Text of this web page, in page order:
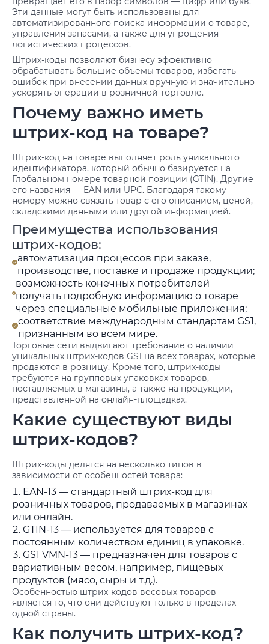
Эти данные могут быть использованы для
автоматизированного поиска информации о товаре,
управления запасами, а также для упрощения
логистических процессов.
Штрих-коды позволяют бизнесу эффективно
обрабатывать большие объемы товаров, избегать
ошибок при внесении данных вручную и значительно
ускорять операции в розничной торговле.
Почему важно иметь
штрих-код на товаре?
Штрих-код на товаре выполняет роль уникального
идентификатора, который обычно базируется на
Глобальном номере товарной позиции (GTIN). Другие
его названия — EAN или UPC. Благодаря такому
номеру можно связать товар с его описанием, ценой,
складскими данными или другой информацией.
Преимущества использования
штрих-кодов:
автоматизация процессов при заказе,
производстве, поставке и продаже продукции;
возможность конечных потребителей
получать подробную информацию о товаре
через специальные мобильные приложения;
соответствие международным стандартам GS1,
признанным во всем мире.
Торговые сети выдвигают требование о наличии
уникальных штрих-кодов GS1 на всех товарах, которые
продаются в розницу. Кроме того, штрих-коды
требуются на групповых упаковках товаров,
поставляемых в магазины, а также на продукции,
представленной на онлайн-площадках.
Какие существуют виды
штрих-кодов?
Штрих-коды делятся на несколько типов в
зависимости от особенностей товара:
EAN-13 — стандартный штрих-код для
розничных товаров, продаваемых в магазинах
или онлайн.
GTIN-13 — используется для товаров с
постоянным количеством единиц в упаковке.
GS1 VMN-13 — предназначен для товаров с
вариативным весом, например, пищевых
продуктов (мясо, сыры и т.д.).
Особенностью штрих-кодов весовых товаров
является то, что они действуют только в пределах
одной страны.
Как получить штрих-код?